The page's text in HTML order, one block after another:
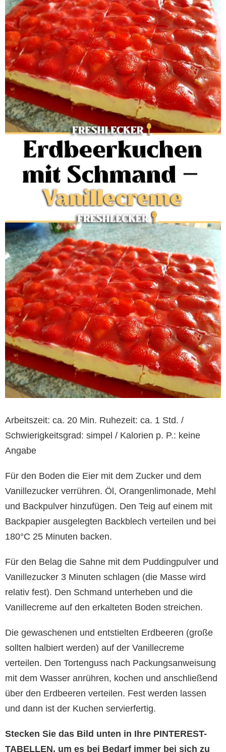
Arbeitszeit: ca. 20 Min. Ruhezeit: ca. 1 Std. /
Schwierigkeitsgrad: simpel / Kalorien p. P.: keine
Angabe
Für den Boden die Eier mit dem Zucker und dem
Vanillezucker verrühren. Öl, Orangenlimonade, Mehl
und Backpulver hinzufügen. Den Teig auf einem mit
Backpapier ausgelegten Backblech verteilen und bei
180°C 25 Minuten backen.
Für den Belag die Sahne mit dem Puddingpulver und
Vanillezucker 3 Minuten schlagen (die Masse wird
relativ fest). Den Schmand unterheben und die
Vanillecreme auf den erkalteten Boden streichen.
Die gewaschenen und entstielten Erdbeeren (große
sollten halbiert werden) auf der Vanillecreme
verteilen. Den Tortenguss nach Packungsanweisung
mit dem Wasser anrühren, kochen und anschließend
über den Erdbeeren verteilen. Fest werden lassen
und dann ist der Kuchen servierfertig.
Stecken Sie das Bild unten in Ihre PINTEREST-
TABELLEN, um es bei Bedarf immer bei sich zu